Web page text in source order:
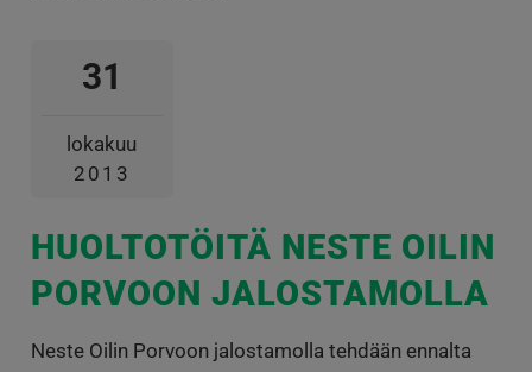
31
lokakuu
2013
HUOLTOTÖITÄ NESTE OILIN
PORVOON JALOSTAMOLLA
Neste Oilin Porvoon jalostamolla tehdään ennalta